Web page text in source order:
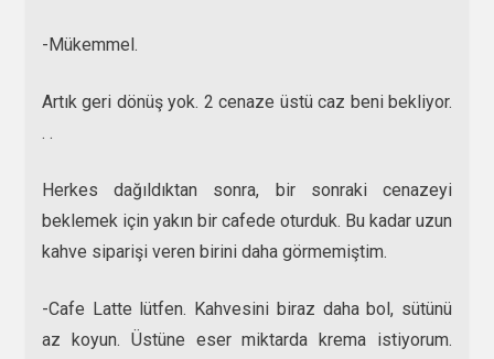
-Mükemmel.
Artık geri dönüş yok. 2 cenaze üstü caz beni bekliyor.
. .
Herkes dağıldıktan sonra, bir sonraki cenazeyi
beklemek için yakın bir cafede oturduk. Bu kadar uzun
kahve siparişi veren birini daha görmemiştim.
-Cafe Latte lütfen. Kahvesini biraz daha bol, sütünü
az koyun. Üstüne eser miktarda krema istiyorum.